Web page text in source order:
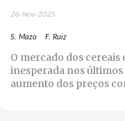
26-Nov-2025
S. Mazo F. Ruiz
O mercado dos
inesperada nos últimos
aumento dos preços